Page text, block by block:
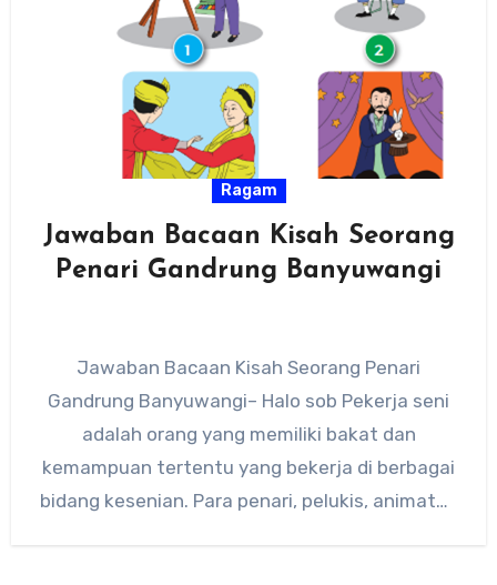
Ragam
Jawaban Bacaan Kisah Seorang
Penari Gandrung Banyuwangi
Jawaban Bacaan Kisah Seorang Penari
Gandrung Banyuwangi– Halo sob Pekerja seni
adalah orang yang memiliki bakat dan
kemampuan tertentu yang bekerja di berbagai
bidang kesenian. Para penari, pelukis, animator,